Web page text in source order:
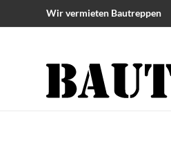
Wir vermieten Bautreppen